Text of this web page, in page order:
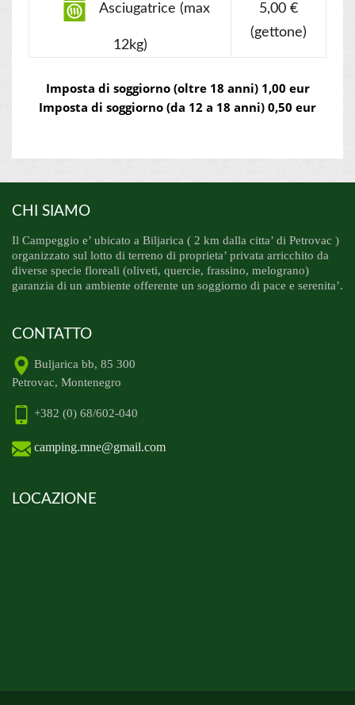
Asciugatrice (max
12kg)
5,00 €
(gettone)
Imposta di soggiorno (oltre 18 anni) 1,00 eur
Imposta di soggiorno (da 12 a 18 anni) 0,50 eur
CHI SIAMO
Il Campeggio e’ ubicato a Biljarica ( 2 km dalla citta’ di Petrovac )
organizzato sul lotto di terreno di proprieta’ privata arricchito da
diverse specie floreali (oliveti, quercie, frassino, melograno)
garanzia di un ambiente offerente un soggiorno di pace e serenita’.
CONTATTO
Buljarica bb, 85 300
Petrovac, Montenegro
+382 (0) 68/602-040
camping.mne@gmail.com
LOCAZIONE